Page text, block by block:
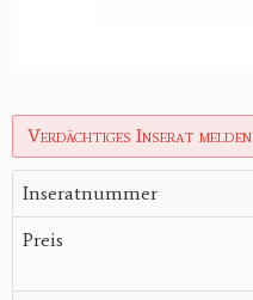
Verdächtiges Inserat melden
Inseratnummer
Preis